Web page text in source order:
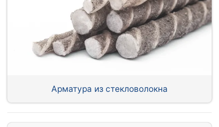
Арматура из стекловолокна